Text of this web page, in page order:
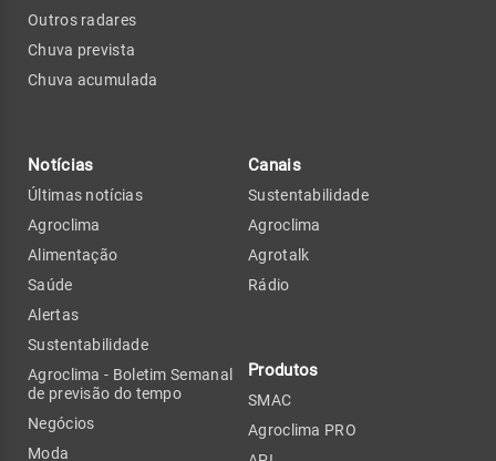
Outros radares
Chuva prevista
Chuva acumulada
Notícias
Últimas notícias
Agroclima
Alimentação
Saúde
Alertas
Sustentabilidade
Agroclima - Boletim Semanal
de previsão do tempo
Negócios
Moda
Canais
Sustentabilidade
Agroclima
Agrotalk
Rádio
Produtos
SMAC
Agroclima PRO